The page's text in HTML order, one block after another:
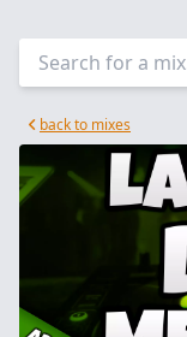
back to mixes